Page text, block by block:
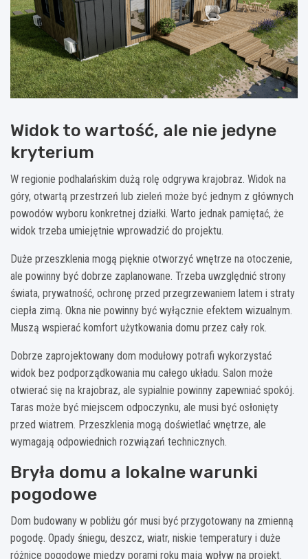
Widok to wartość, ale nie jedyne
kryterium
W regionie podhalańskim dużą rolę odgrywa krajobraz. Widok na
góry, otwartą przestrzeń lub zieleń może być jednym z głównych
powodów wyboru konkretnej działki. Warto jednak pamiętać, że
widok trzeba umiejętnie wprowadzić do projektu.
Duże przeszklenia mogą pięknie otworzyć wnętrze na otoczenie,
ale powinny być dobrze zaplanowane. Trzeba uwzględnić strony
świata, prywatność, ochronę przed przegrzewaniem latem i straty
ciepła zimą. Okna nie powinny być wyłącznie efektem wizualnym.
Muszą wspierać komfort użytkowania domu przez cały rok.
Dobrze zaprojektowany dom modułowy potrafi wykorzystać
widok bez podporządkowania mu całego układu. Salon może
otwierać się na krajobraz, ale sypialnie powinny zapewniać spokój.
Taras może być miejscem odpoczynku, ale musi być osłonięty
przed wiatrem. Przeszklenia mogą doświetlać wnętrze, ale
wymagają odpowiednich rozwiązań technicznych.
Bryła domu a lokalne warunki
pogodowe
Dom budowany w pobliżu gór musi być przygotowany na zmienną
pogodę. Opady śniegu, deszcz, wiatr, niskie temperatury i duże
różnice pogodowe między porami roku mają wpływ na projekt.